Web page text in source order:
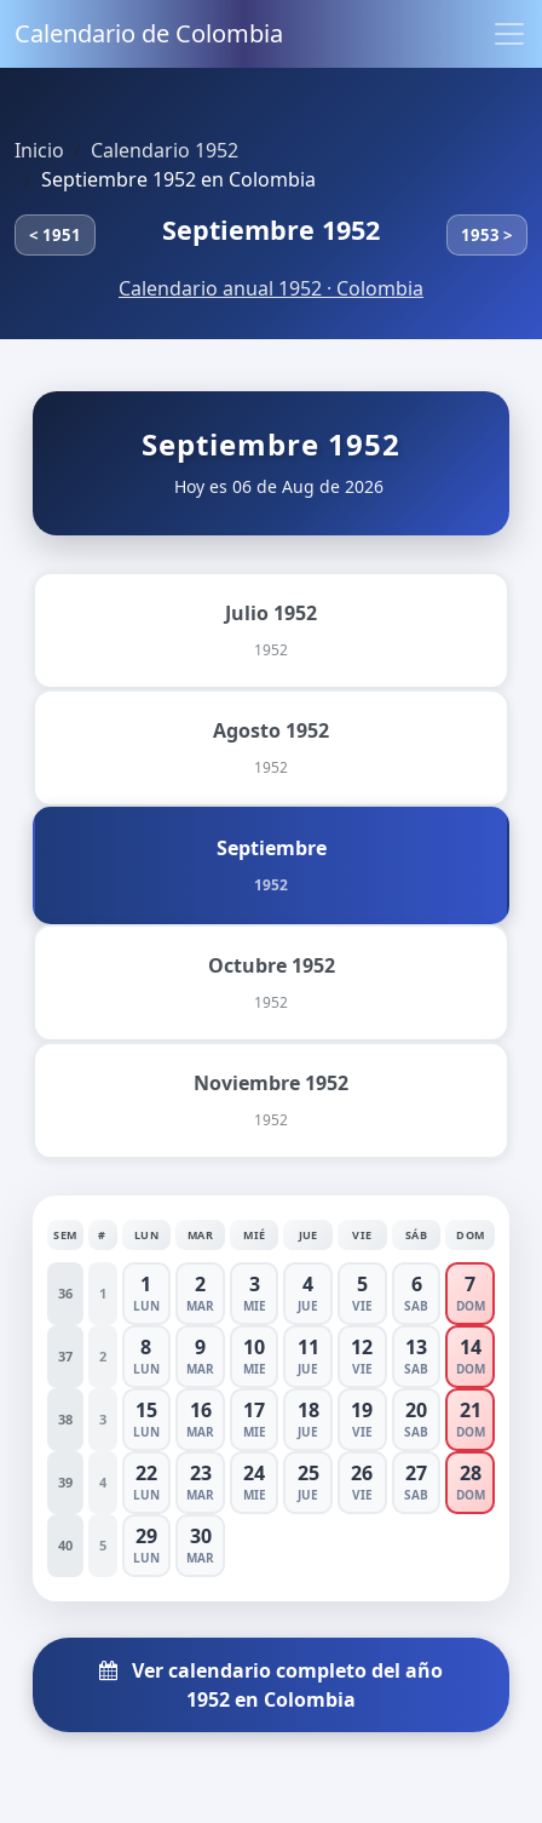
Calendario de Colombia
Inicio
Calendario 1952
Septiembre 1952 en Colombia
< 1951 Septiembre 1952 1953 >
Calendario anual 1952 · Colombia
Septiembre 1952
Hoy es 06 de Aug de 2026
Julio 1952
1952
Agosto 1952
1952
Septiembre
1952
Octubre 1952
1952
Noviembre 1952
1952
SEM # LUN MAR MIÉ JUE VIE SÁB DOM
36 1 1
LUN
2
MAR
3
MIE
4
JUE
5
VIE
6
SAB
7
DOM
37 2 8
LUN
9
MAR
10
MIE
11
JUE
12
VIE
13
SAB
14
DOM
38 3 15
LUN
16
MAR
17
MIE
18
JUE
19
VIE
20
SAB
21
DOM
39 4 22
LUN
23
MAR
24
MIE
25
JUE
26
VIE
27
SAB
28
DOM
40 5 29
LUN
30
MAR
Ver calendario completo del año
1952 en Colombia